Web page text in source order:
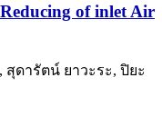
of inlet Air
ดารัตน์ ยาวะระ, ปิยะ